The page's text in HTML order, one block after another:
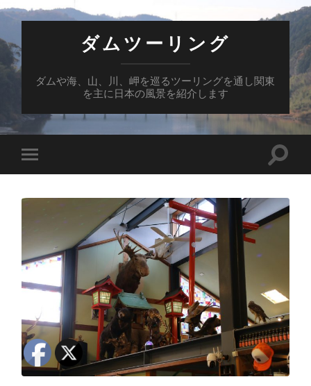
ダムツーリング
ダムや海、山、川、岬を巡るツーリングを通し関東
を主に日本の風景を紹介します
モ
バ
ル
ニ
を
切
替
検
ー
ル
る